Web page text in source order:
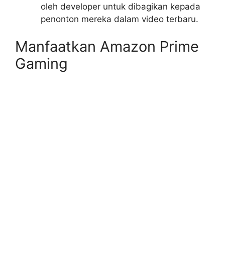
oleh developer untuk dibagikan kepada
penonton mereka dalam video terbaru.
Manfaatkan Amazon Prime
Gaming